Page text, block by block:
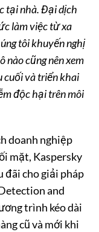
tại nhà. Đại dịch
làm việc từ xa
tôi khuyến nghị
nào cũng nên xem
cuối và triển khai
độc hại trên môi
doanh nghiệp
mặt, Kaspersky
đãi cho giải pháp
and
trình kéo dài
cũ và mới khi